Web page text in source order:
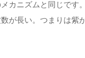
カニズムと同じです。
が長い。つまりは紫